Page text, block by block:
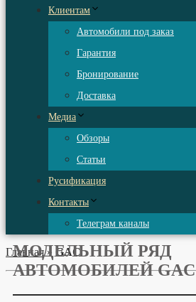
Клиентам
Автомобили под заказ
Гарантия
Бронирование
Доставка
Медиа
Обзоры
Статьи
Русификация
Контакты
Телеграм каналы
Главная» GAC
МОДЕЛЬНЫЙ РЯД
АВТОМОБИЛЕЙ GAC